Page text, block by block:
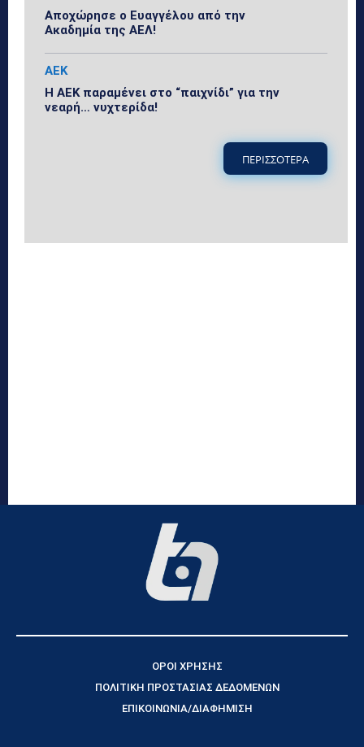
Αποχώρησε ο Ευαγγέλου από την
Ακαδημία της ΑΕΛ!
ΑΕΚ
Η ΑΕΚ παραμένει στο “παιχνίδι” για την
νεαρή… νυχτερίδα!
ΠΕΡΙΣΣΟΤΕΡΑ
ΟΡΟΙ ΧΡΗΣΗΣ
ΠΟΛΙΤΙΚΗ ΠΡΟΣΤΑΣΙΑΣ ΔΕΔΟΜΕΝΩΝ
ΕΠΙΚΟΙΝΩΝΙΑ/ΔΙΑΦΗΜΙΣΗ